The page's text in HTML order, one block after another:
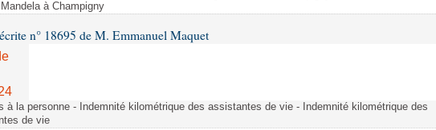
à Champigny
n° 18695 de M. Emmanuel Maquet
à la personne - Indemnité kilométrique des assistantes de vie - Indemnité kilométrique des
de vie